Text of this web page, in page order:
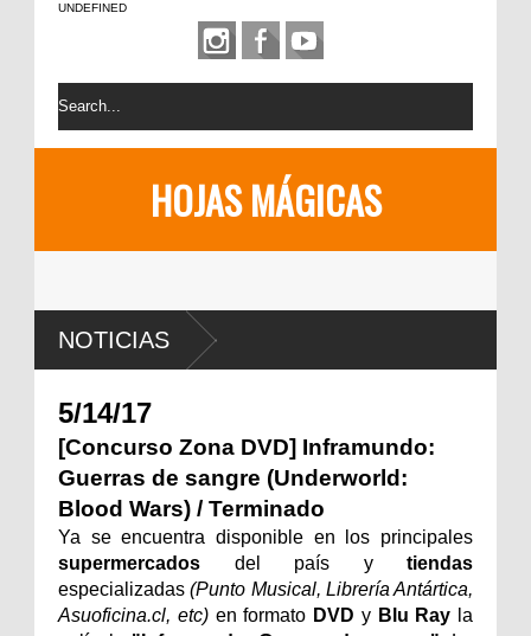
UNDEFINED
HOJAS MÁGICAS
NOTICIAS
5/14/17
[Concurso Zona DVD] Inframundo:
Guerras de sangre (Underworld:
Blood Wars) / Terminado
Ya se encuentra disponible en los principales
supermercados del país y tiendas
especializadas(Punto Musical, Librería Antártica,
Asuoficina.cl, etc)en formato DVD y Blu Ray la